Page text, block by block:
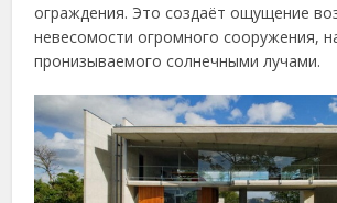
ограждения. Это создаёт ощущение
невесомости огромного сооружения,
пронизываемого солнечными лучами.